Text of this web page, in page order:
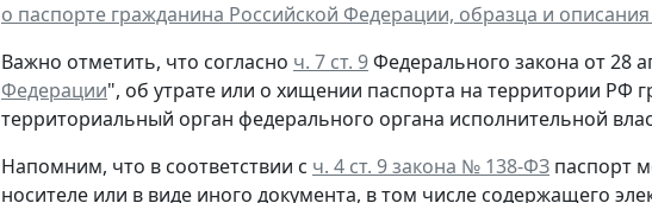
о паспорте гражданина Российской Федерации, образца и
Важно отметить, что согласно ч. 7 ст. 9Федерального закона от 28
Федерации", об утрате или о хищении паспорта на территории РФ
территориальный орган федерального органа исполнительной
Напомним, что в соответствии с ч. 4 ст. 9 закона № 138-ФЗ паспорт
носителе или в виде иного документа, в том числе содержащего